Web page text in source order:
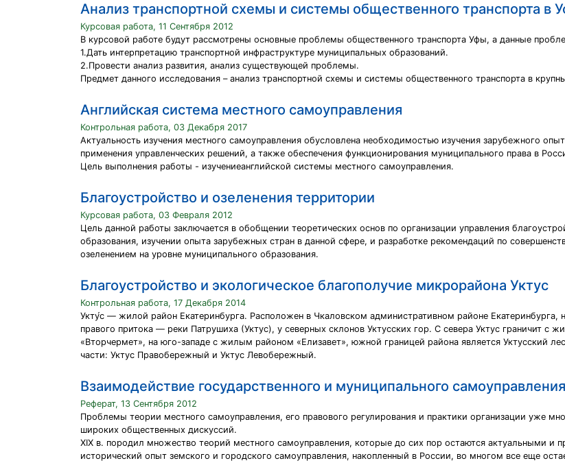
Анализ транспортной схемы и системы общественного транспорта в
Курсовая работа, 11 Сентября 2012
В курсовой работе будут рассмотрены основные проблемы общественного транспорта Уфы, а данные
1.Дать интерпретацию транспортной инфраструктуре муниципальных образований.
2.Провести анализ развития, анализ существующей проблемы.
Предмет данного исследования – анализ транспортной схемы и системы общественного транспорта в
Английская система местного самоуправления
Контрольная работа, 03 Декабря 2017
Актуальность изучения местного самоуправления обусловлена необходимостью изучения зарубежного
применения управленческих решений, а также обеспечения функционирования муниципального права в
Цель выполнения работы - изучениеанглийской системы местного самоуправления.
Благоустройство и озеленения территории
Курсовая работа, 03 Февраля 2012
Цель данной работы заключается в обобщении теоретических основ по организации управления
образования, изучении опыта зарубежных стран в данной сфере, и разработке рекомендаций по
озеленением на уровне муниципального образования.
Благоустройство и экологическое благополучие микрорайона Уктус
Контрольная работа, 17 Декабря 2014
Укту́с — жилой район Екатеринбурга. Расположен в Чкаловском административном районе
правого притока — реки Патрушиха (Уктус), у северных склонов Уктусских гор. С севера Уктус граничит
«Вторчермет», на юго-западе с жилым районом «Елизавет», южной границей района является Уктусский
части: Уктус Правобережный и Уктус Левобережный.
Взаимодействие государственного и муниципального
Реферат, 13 Сентября 2012
Проблемы теории местного самоуправления, его правового регулирования и практики организации уже
широких общественных дискуссий.
XIX в. породил множество теорий местного само­управления, которые до сих пор остаются актуальными и
исторический опыт земского и городского самоуправления, накопленный в России, во многом все еще